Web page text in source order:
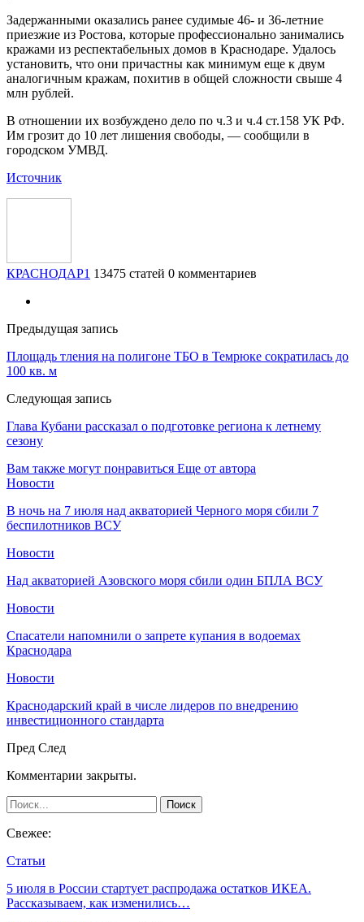
Задержанными оказались ранее судимые 46- и 36-летние
приезжие из Ростова, которые профессионально занимались
кражами из респектабельных домов в Краснодаре. Удалось
установить, что они причастны как минимум еще к двум
аналогичным кражам, похитив в общей сложности свыше 4
млн рублей.
В отношении их возбуждено дело по ч.3 и ч.4 ст.158 УК РФ.
Им грозит до 10 лет лишения свободы, — сообщили в
городском УМВД.
Источник
КРАСНОДАР1 13475 статей 0 комментариев
Предыдущая запись
Площадь тления на полигоне ТБО в Темрюке сократилась до
100 кв. м
Следующая запись
Глава Кубани рассказал о подготовке региона к летнему
сезону
Вам также могут понравиться Еще от автора
Новости
В ночь на 7 июля над акваторией Черного моря сбили 7
беспилотников ВСУ
Новости
Над акваторией Азовского моря сбили один БПЛА ВСУ
Новости
Спасатели напомнили о запрете купания в водоемах
Краснодара
Новости
Краснодарский край в числе лидеров по внедрению
инвестиционного стандарта
Пред След
Комментарии закрыты.
Свежее:
Статьи
5 июля в России стартует распродажа остатков ИКЕА.
Рассказываем, как изменились…